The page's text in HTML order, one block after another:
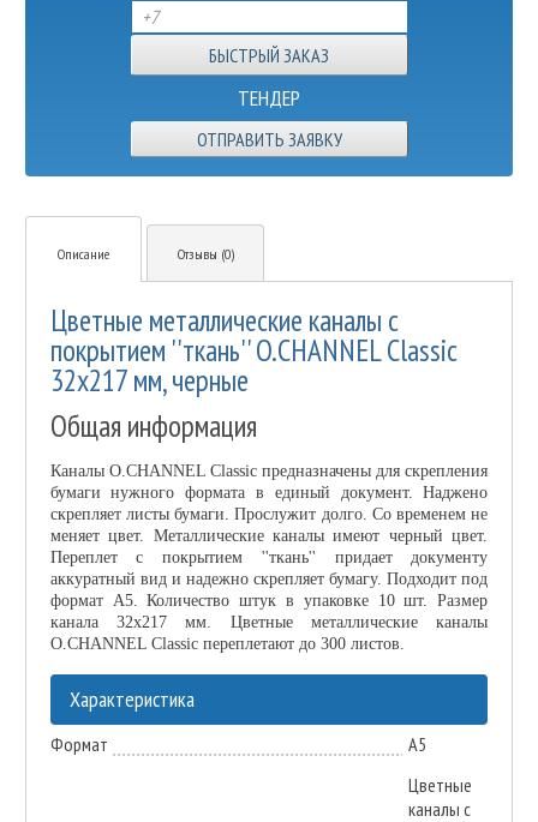
ТЕНДЕР
ОТПРАВИТЬ ЗАЯВКУ
Описание Отзывы (0)
Цветные металлические каналы с
покрытием ''ткань'' O.CHANNEL Classic
32х217 мм, черные
Общая информация
Каналы O.CHANNEL Classic предназначены для скрепления
бумаги нужного формата в единый документ. Наджено
скрепляет листы бумаги. Прослужит долго. Со временем не
меняет цвет. Металлические каналы имеют черный цвет.
Переплет с покрытием ''ткань'' придает документу
аккуратный вид и надежно скрепляет бумагу. Подходит под
формат А5. Количество штук в упаковке 10 шт. Размер
канала 32х217 мм. Цветные металлические каналы
O.CHANNEL Classic переплетают до 300 листов.
Характеристика
Формат А5
Цветные
каналы с